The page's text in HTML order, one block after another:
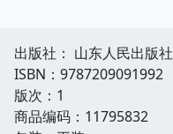
出版社： 山东人民出版社
ISBN：9787209091992
版次：1
商品编码：11795832